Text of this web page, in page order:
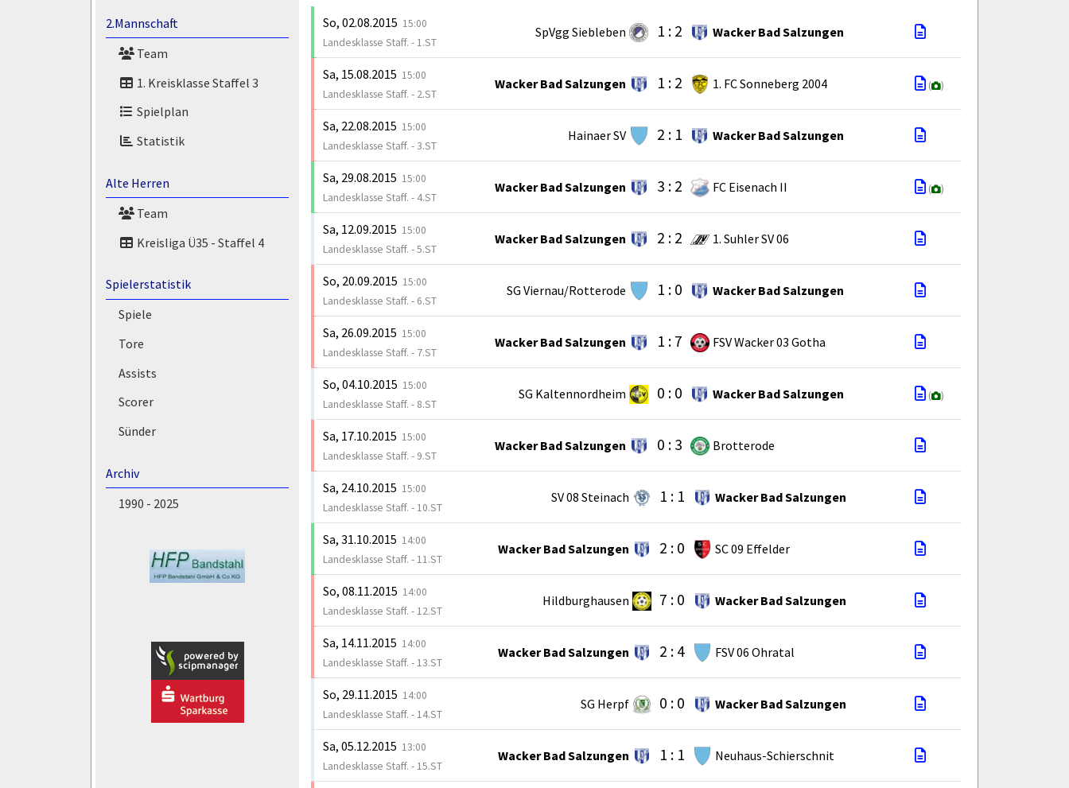
2.Mannschaft
Team
1. Kreisklasse Staffel 3
Spielplan
Statistik
Alte Herren
Team
Kreisliga Ü35 - Staffel 4
Spielerstatistik
Spiele
Tore
Assists
Scorer
Sünder
Archiv
1990 - 2025
So, 02.08.2015 15:00
Landesklasse Staff. - 1.ST
SpVgg Siebleben 1 : 2 Wacker Bad Salzungen
Sa, 15.08.2015 15:00
Landesklasse Staff. - 2.ST
Wacker Bad Salzungen 1 : 2 1. FC Sonneberg 2004 ( )
Sa, 22.08.2015 15:00
Landesklasse Staff. - 3.ST
Hainaer SV 2 : 1 Wacker Bad Salzungen
Sa, 29.08.2015 15:00
Landesklasse Staff. - 4.ST
Wacker Bad Salzungen 3 : 2 FC Eisenach II ( )
Sa, 12.09.2015 15:00
Landesklasse Staff. - 5.ST
Wacker Bad Salzungen 2 : 2 1. Suhler SV 06
So, 20.09.2015 15:00
Landesklasse Staff. - 6.ST
SG Viernau/Rotterode 1 : 0 Wacker Bad Salzungen
Sa, 26.09.2015 15:00
Landesklasse Staff. - 7.ST
Wacker Bad Salzungen 1 : 7 FSV Wacker 03 Gotha
So, 04.10.2015 15:00
Landesklasse Staff. - 8.ST
SG Kaltennordheim 0 : 0 Wacker Bad Salzungen ( )
Sa, 17.10.2015 15:00
Landesklasse Staff. - 9.ST
Wacker Bad Salzungen 0 : 3 Brotterode
Sa, 24.10.2015 15:00
Landesklasse Staff. - 10.ST
SV 08 Steinach 1 : 1 Wacker Bad Salzungen
Sa, 31.10.2015 14:00
Landesklasse Staff. - 11.ST
Wacker Bad Salzungen 2 : 0 SC 09 Effelder
So, 08.11.2015 14:00
Landesklasse Staff. - 12.ST
Hildburghausen 7 : 0 Wacker Bad Salzungen
Sa, 14.11.2015 14:00
Landesklasse Staff. - 13.ST
Wacker Bad Salzungen 2 : 4 FSV 06 Ohratal
So, 29.11.2015 14:00
Landesklasse Staff. - 14.ST
SG Herpf 0 : 0 Wacker Bad Salzungen
Sa, 05.12.2015 13:00
Landesklasse Staff. - 15.ST
Wacker Bad Salzungen 1 : 1 Neuhaus-Schierschnit